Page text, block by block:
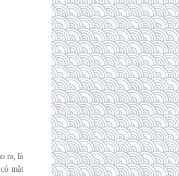
ra, là
mặt